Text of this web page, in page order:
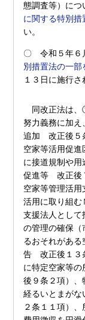
態調査等）につ
に関する特別措
い。
〇 令和５年６
別措置法の一
１３日に施行さ
同改正法は、
努力義務に加え
追加 改正後５
空家等活用促
に接道規制や
促進等 改正後
空家等管理活
活用に取り組む
支援法人とし
の管理の確保（
るおそれがあ
告 改正後１３
に特定空家等
後９条２項）、
経るいとまがな
２条１１項）